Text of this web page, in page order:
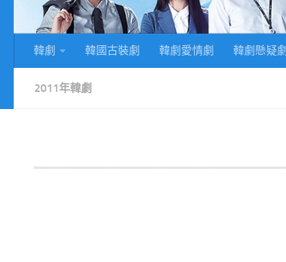
韓劇 韓國古裝劇 韓劇愛情劇 韓劇懸疑劇
2011年韓劇